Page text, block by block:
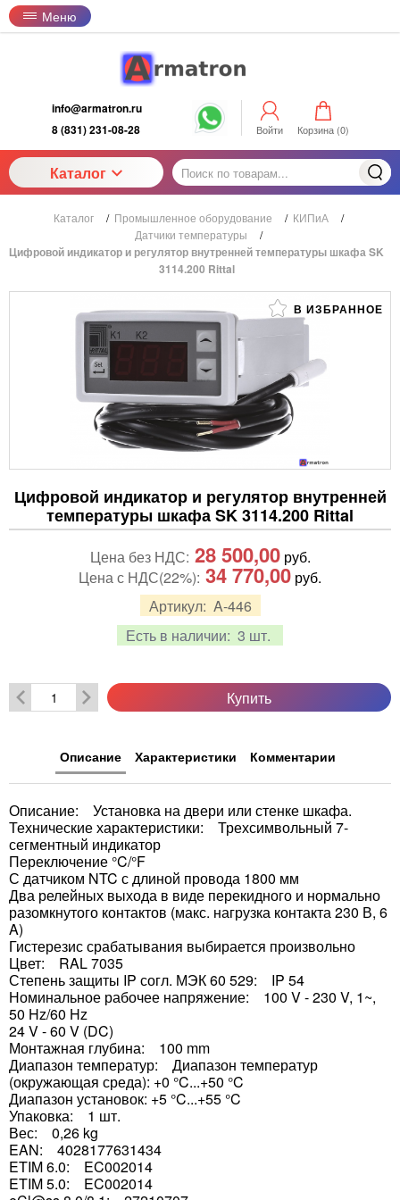
Меню
info@armatron.ru
8 (831) 231-08-28
Войти Корзина (0)
Каталог
Каталог / Промышленное оборудование / КИПиА
/
Датчики температуры
/
Цифровой индикатор и регулятор внутренней температуры шкафа SK
3114.200 Rittal
В ИЗБРАННОЕ
Цифровой индикатор и регулятор внутренней
температуры шкафа SK 3114.200 Rittal
Артикул: A-446
Есть в наличии: 3 шт.
Цена без НДС: 28 500,00руб.
Цена с НДС(22%): 34 770,00 руб.
Купить
Описание Характеристики Комментарии
Описание: Установка на двери или стенке шкафа.
Технические характеристики: Трехсимвольный 7-
сегментный индикатор
Переключение °C/°F
С датчиком NTC с длиной провода 1800 мм
Два релейных выхода в виде перекидного и нормально
разомкнутого контактов (макс. нагрузка контакта 230 В, 6
A)
Гистерезис срабатывания выбирается произвольно
Цвет: RAL 7035
Степень защиты IP согл. МЭК 60 529: IP 54
Номинальное рабочее напряжение: 100 V - 230 V, 1~,
50 Hz/60 Hz
24 V - 60 V (DC)
Монтажная глубина: 100 mm
Диапазон температур: Диапазон температур
(окружающая среда): +0 °C...+50 °C
Диапазон установок: +5 °C...+55 °C
Упаковка: 1 шт.
Вес: 0,26 kg
EAN: 4028177631434
ETIM 6.0: EC002014
ETIM 5.0: EC002014